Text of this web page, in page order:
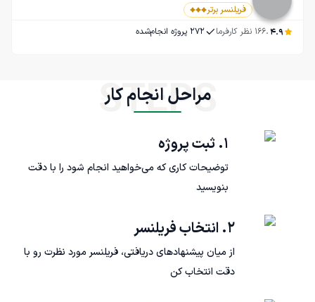
فریلنسر برتر
4.9
.
166 نظر کارفرما 272 پروژه انجام‌شده
مراحل انجام کار
STEPS
۱. ثبت پروژه
توضیحات کاری که می‌خواهید انجام شود را با دقت
بنویسید
۲. انتخاب فریلنسر
از میان پیشنهادهای دریافتی، فریلنسر مورد نظرت رو با
دقت انتخاب کن